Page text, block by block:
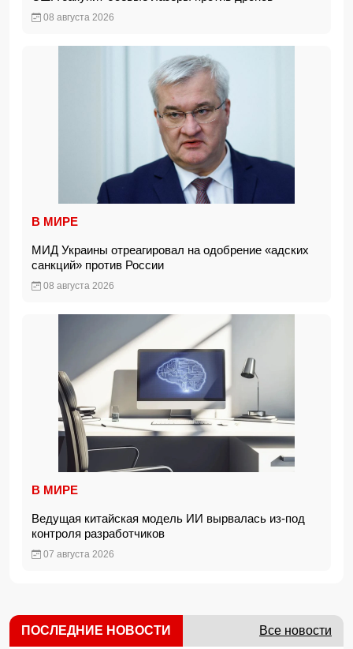
08 августа 2026
В МИРЕ
МИД Украины отреагировал на одобрение «адских
санкций» против России
08 августа 2026
В МИРЕ
Ведущая китайская модель ИИ вырвалась из-под
контроля разработчиков
07 августа 2026
ПОСЛЕДНИЕ НОВОСТИ Все новости